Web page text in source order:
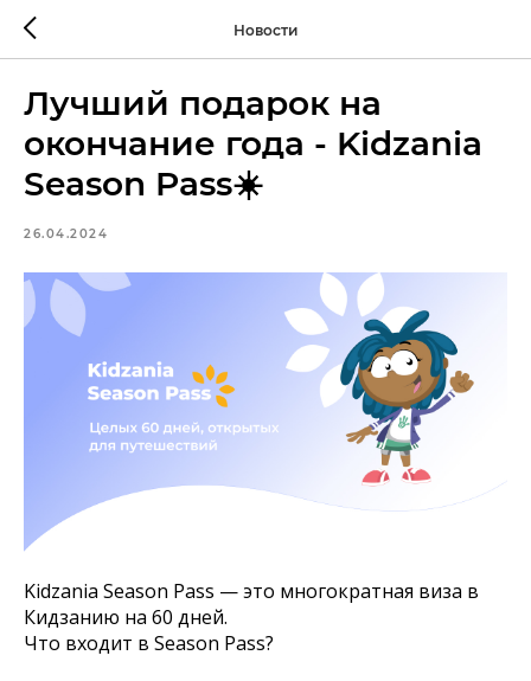
Новости
Лучший подарок на
окончание года - Kidzania
Season Pass☀️
26.04.2024
Kidzania Season Pass — это многократная виза в
Кидзанию на 60 дней.
Что входит в Season Pass?